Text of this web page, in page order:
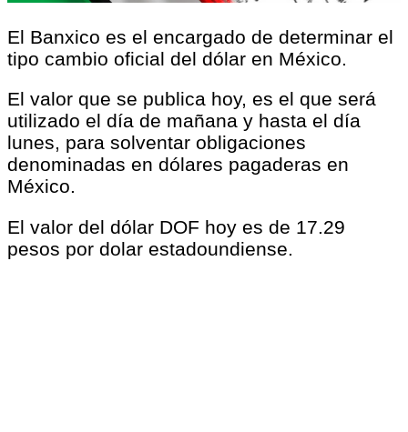
El Banxico es el encargado de determinar el
tipo cambio oficial del dólar en México.
El valor que se publica hoy, es el que será
utilizado el día de mañana y hasta el día
lunes, para solventar obligaciones
denominadas en dólares pagaderas en
México.
El valor del dólar DOF hoy es de 17.29
pesos por dolar estadoundiense.